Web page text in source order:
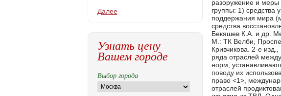
Далее
Узнать цену
Вашем городе
Выбор города